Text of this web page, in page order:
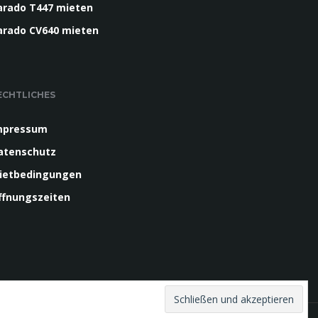
T447 mieten
CV640 mieten